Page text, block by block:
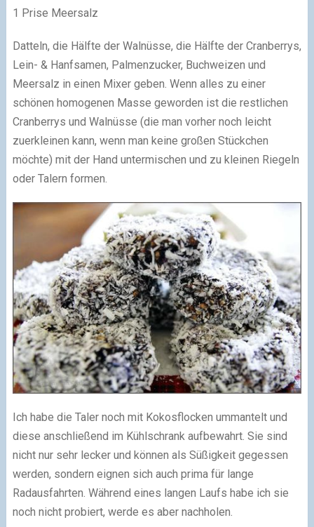
1 Prise Meersalz
Datteln, die Hälfte der Walnüsse, die Hälfte der Cranberrys,
Lein- & Hanfsamen, Palmenzucker, Buchweizen und
Meersalz in einen Mixer geben. Wenn alles zu einer
schönen homogenen Masse geworden ist die restlichen
Cranberrys und Walnüsse (die man vorher noch leicht
zuerkleinen kann, wenn man keine großen Stückchen
möchte) mit der Hand untermischen und zu kleinen Riegeln
oder Talern formen.
Ich habe die Taler noch mit Kokosflocken ummantelt und
diese anschließend im Kühlschrank aufbewahrt. Sie sind
nicht nur sehr lecker und können als Süßigkeit gegessen
werden, sondern eignen sich auch prima für lange
Radausfahrten. Während eines langen Laufs habe ich sie
noch nicht probiert, werde es aber nachholen.